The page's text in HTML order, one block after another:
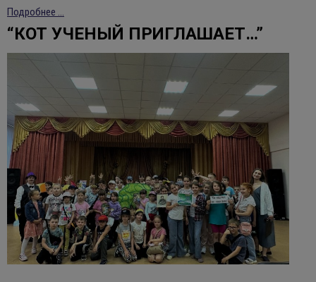
Подробнее ...
“КОТ УЧЕНЫЙ ПРИГЛАШАЕТ…”